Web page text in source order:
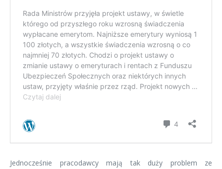
Jednocześnie pracodawcy mają tak duży problem ze